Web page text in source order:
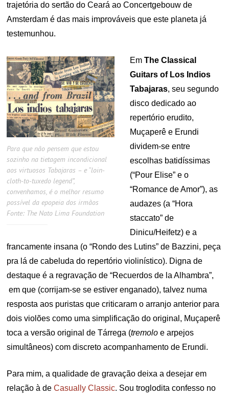
trajetória do sertão do Ceará ao Concertgebouw de
Amsterdam é das mais improváveis que este planeta já
testemunhou.
Para que não pensem que estou
sozinho na tietagem incondicional
aos virtuosos Tabajaras – e “loin-
cloth-to-tuxedo legend”,
convenhamos, é o melhor resumo
possível da epopeia dos irmãos
Fonte: The Nato Lima Foundation
Em The Classical
Guitars of Los Indios
Tabajaras, seu segundo
disco dedicado ao
repertório erudito,
Muçaperê e Erundi
dividem-se entre
escolhas batidíssimas
(“Pour Elise” e o
“Romance de Amor”), as
audazes (a “Hora
staccato” de
Dinicu/Heifetz) e a
francamente insana (o “Rondo des Lutins” de Bazzini, peça
pra lá de cabeluda do repertório violinístico). Digna de
destaque é a regravação de “Recuerdos de la Alhambra”,
em que (corrijam-se se estiver enganado), talvez numa
resposta aos puristas que criticaram o arranjo anterior para
dois violões como uma simplificação do original, Muçaperê
toca a versão original de Tárrega (tremolo e arpejos
simultâneos) com discreto acompanhamento de Erundi.
Para mim, a qualidade de gravação deixa a desejar em
relação à deCasually Classic. Sou troglodita confesso no